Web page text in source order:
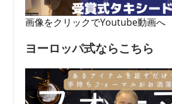
画像をクリックでYoutube動画へ
ヨーロッパ式ならこちら